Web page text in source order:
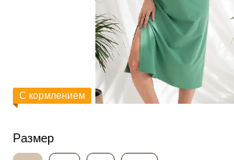
С кормлением
Размер